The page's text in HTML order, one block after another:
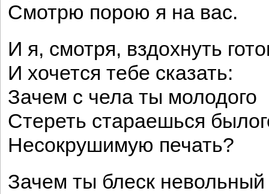
Смотрю порою я на вас.
И я, смотря, вздохнуть
И хочется тебе сказать:
Зачем с чела ты молодого
Стереть стараешься
Несокрушимую печать?
Зачем ты блеск невольный